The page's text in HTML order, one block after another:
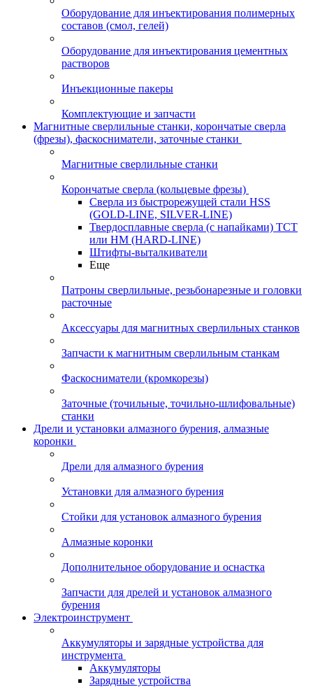
Оборудование для инъектирования полимерных
составов (смол, гелей)
Оборудование для инъектирования цементных
растворов
Инъекционные пакеры
Комплектующие и запчасти
Магнитные сверлильные станки, корончатые сверла
(фрезы), фаскосниматели, заточные станки
Магнитные сверлильные станки
Корончатые сверла (кольцевые фрезы)
Сверла из быстрорежущей стали HSS
(GOLD-LINE, SILVER-LINE)
Твердосплавные сверла (с напайками) ТСТ
или HM (HARD-LINE)
Штифты-выталкиватели
Еще
Патроны сверлильные, резьбонарезные и головки
расточные
Аксессуары для магнитных сверлильных станков
Запчасти к магнитным сверлильным станкам
Фаскосниматели (кромкорезы)
Заточные (точильные, точильно-шлифовальные)
станки
Дрели и установки алмазного бурения, алмазные
коронки
Дрели для алмазного бурения
Установки для алмазного бурения
Стойки для установок алмазного бурения
Алмазные коронки
Дополнительное оборудование и оснастка
Запчасти для дрелей и установок алмазного
бурения
Электроинструмент
Аккумуляторы и зарядные устройства для
инструмента
Аккумуляторы
Зарядные устройства